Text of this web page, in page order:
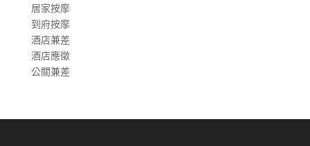
居家按摩
到府按摩
酒店兼差
酒店應徵
公關兼差